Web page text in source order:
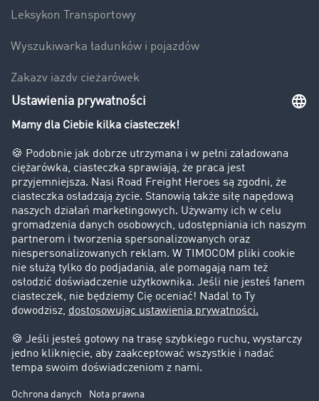
Leksykon Transportowy
Wyszukiwarka ładunków i pojazdów
Zakazy jazdy ciężarówek
Bezpieczeństwo
Firma
Historie sukcesu
Klienci pozyskują nowych klientów
Informacje prawne
Impressum
OWU
Ochrona danych
Ustawienia plików cookies